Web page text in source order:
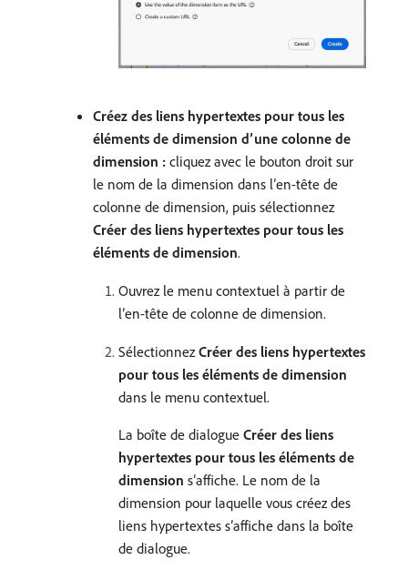
Créez des liens hypertextes pour tous les
éléments de dimension d’une colonne de
dimension : cliquez avec le bouton droit sur
le nom de la dimension dans l’en-tête de
colonne de dimension, puis sélectionnez
Créer des liens hypertextes pour tous les
éléments de dimension.
Ouvrez le menu contextuel à partir de
l’en-tête de colonne de dimension.
SélectionnezCréer des liens hypertextes
pour tous les éléments de dimension
dans le menu contextuel.
La boîte de dialogue Créer des liens
hypertextes pour tous les éléments de
dimension s’affiche. Le nom de la
dimension pour laquelle vous créez des
liens hypertextes s’affiche dans la boîte
de dialogue.